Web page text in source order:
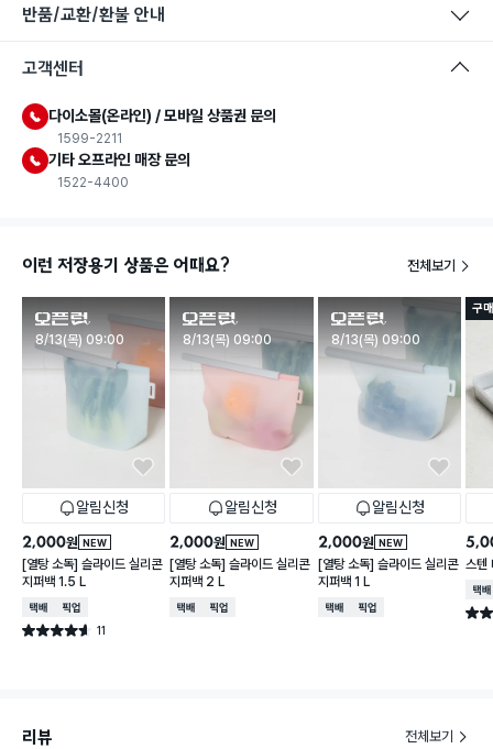
반품/교환/환불 안내
고객센터
다이소몰(온라인) / 모바일 상품권 문의
1599-2211
기타 오프라인 매장 문의
1522-4400
이런 저장용기 상품은 어때요? 전체보기
판매시작
8/13(목) 09:00
알림신청
NEW
2,000원
[열탕 소독] 슬라이드 실리콘
지퍼백 1.5 L
택배배송매장픽업
별점 4.6점 11
건 작성
판매시작
8/13(목) 09:00
알림신청
NEW
2,000원
[열탕 소독] 슬라이드 실리콘
지퍼백 2 L
택배배송매장픽업
판매시작
8/13(목) 09:00
알림신청
NEW
2,000원
[열탕 소독] 슬라이드 실리콘
지퍼백 1 L
택배배송매장픽업
구
스텐
택배
별점
리뷰 전체보기